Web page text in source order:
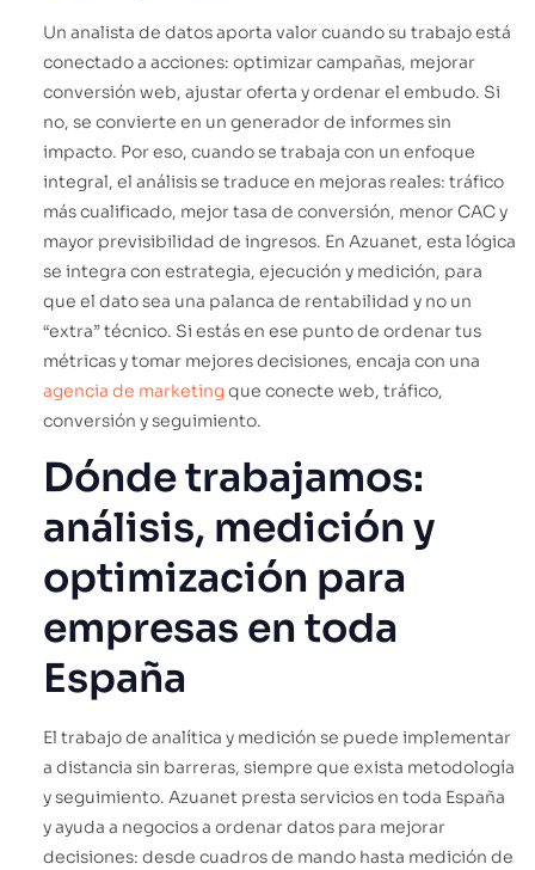
Un analista de datos aporta valor cuando su trabajo está
conectado a acciones: optimizar campañas, mejorar
conversión web, ajustar oferta y ordenar el embudo. Si
no, se convierte en un generador de informes sin
impacto. Por eso, cuando se trabaja con un enfoque
integral, el análisis se traduce en mejoras reales: tráfico
más cualificado, mejor tasa de conversión, menor CAC y
mayor previsibilidad de ingresos. En Azuanet, esta lógica
se integra con estrategia, ejecución y medición, para
que el dato sea una palanca de rentabilidad y no un
“extra” técnico. Si estás en ese punto de ordenar tus
métricas y tomar mejores decisiones, encaja con una
agencia de marketingque conecte web, tráfico,
conversión y seguimiento.
Dónde trabajamos:
análisis, medición y
optimización para
empresas en toda
España
El trabajo de analítica y medición se puede implementar
a distancia sin barreras, siempre que exista metodología
y seguimiento. Azuanet presta servicios en toda España
y ayuda a negocios a ordenar datos para mejorar
decisiones: desde cuadros de mando hasta medición de